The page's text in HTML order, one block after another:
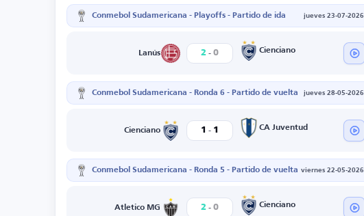
Conmebol Sudamericana - Playoffs - Partido de ida jueves 23-07-2026
Lanús 2 - 0 Cienciano
Conmebol Sudamericana - Ronda 6 - Partido de vuelta jueves 28-05-2026
Cienciano 1 - 1 CA Juventud
Conmebol Sudamericana - Ronda 5 - Partido de vuelta viernes 22-05-2026
Atletico MG 2 - 0 Cienciano